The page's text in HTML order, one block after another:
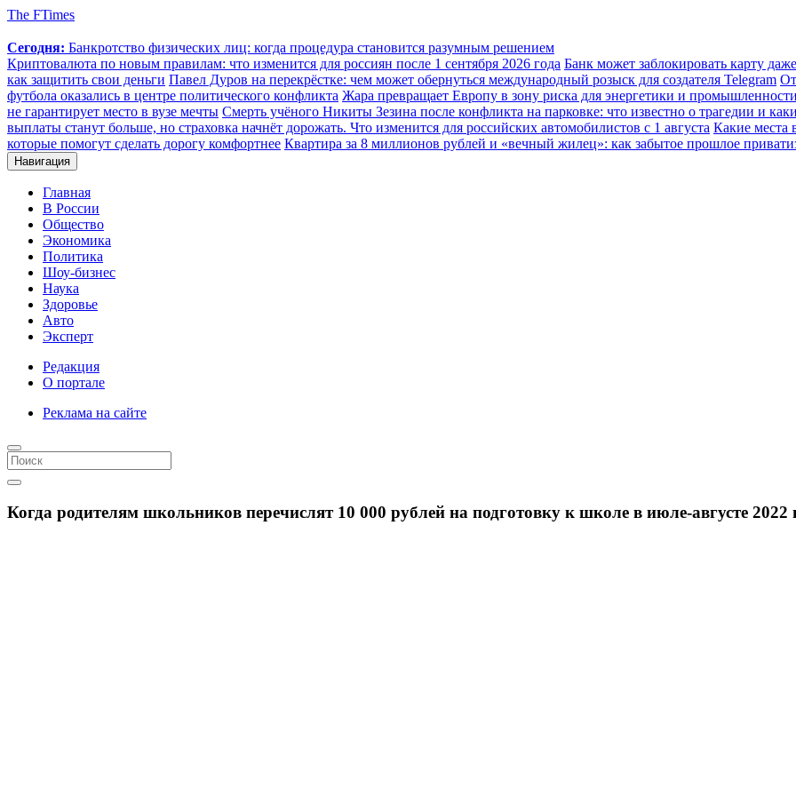
The FTimes
Сегодня: Банкротство физических лиц: когда процедура становится разумным решением
Криптовалюта по новым правилам: что изменится для россиян после 1 сентября 2026 года Банк может заблокировать карту
как защитить свои деньги Павел Дуров на перекрёстке: чем может обернуться международный розыск для создателя Telegram
футбола оказались в центре политического конфликта Жара превращает Европу в зону риска для энергетики и
не гарантирует место в вузе мечты Смерть учёного Никиты Зезина после конфликта на парковке: что известно о трагедии и
выплаты станут больше, но страховка начнёт дорожать. Что изменится для российских автомобилистов с 1 августа Какие места
которые помогут сделать дорогу комфортнее Квартира за 8 миллионов рублей и «вечный жилец»: как забытое прошлое
Навигация
Главная
В России
Общество
Экономика
Политика
Шоу-бизнес
Наука
Здоровье
Авто
Эксперт
Редакция
О портале
Реклама на сайте
Когда родителям школьников перечислят 10 000 рублей на подготовку к школе в июле-августе 2022